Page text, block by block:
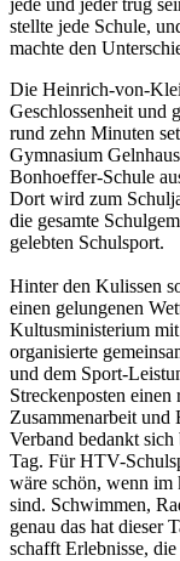
jede und jeder trug
stellte jede Schule,
machte den
Die Heinrich-von-
Geschlossenheit und
rund zehn Minuten
Gymnasium
Bonhoeffer-Schule
Dort wird zum
die gesamte
gelebten Schulsport.
Hinter den Kulissen
einen gelungenen
Kultusministerium
organisierte
und dem Sport-
Streckenposten
Zusammenarbeit und
Verband bedankt
Tag. Für HTV-
wäre schön, wenn im
sind. Schwimmen,
genau das hat dieser
schafft Erlebnisse,